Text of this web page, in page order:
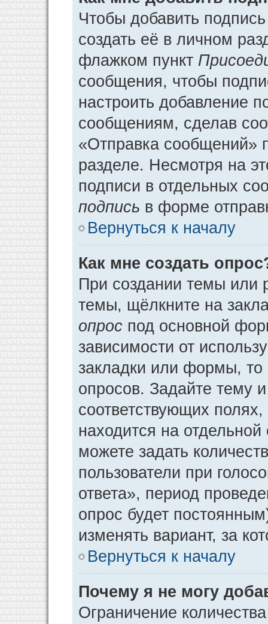
Чтобы добавить
создать её в личном
флажком пункт
сообщения, чтобы
настроить добавление
сообщениям, сделав
«Отправка сообщений»
разделе. Несмотря на
подписи в отдельных
подпись в форме
Вернуться к началу
Как мне создать
При создании темы или
темы, щёлкните на
опрос под основной
зависимости от
закладки или формы, то
опросов. Задайте тему
соответствующих
находится на
можете задать
пользователи при
ответа», период
опрос будет
изменять вариант, за
Вернуться к началу
Почему я не могу
Ограничение